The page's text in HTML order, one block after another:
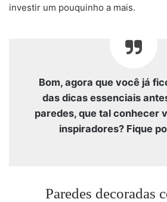
investir um pouquinho a mais.
Bom, agora que você já
das dicas essenciais
paredes, que tal conhecer
inspiradores? Fique
Paredes decoradas